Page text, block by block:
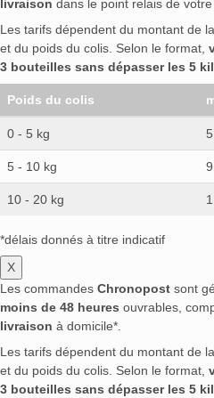
livraison dans le point relais de votre
Les tarifs dépendent du montant de
et du poids du colis. Selon le format,
3 bouteilles sans dépasser les 5
Poids du colis
0 - 5 kg
5 - 10 kg
10 - 20 kg
*délais donnés à titre indicatif
X
Les commandes Chronopost sont
moins de 48 heures ouvrables,
livraison à domicile*.
Les tarifs dépendent du montant de
et du poids du colis. Selon le format,
3 bouteilles sans dépasser les 5